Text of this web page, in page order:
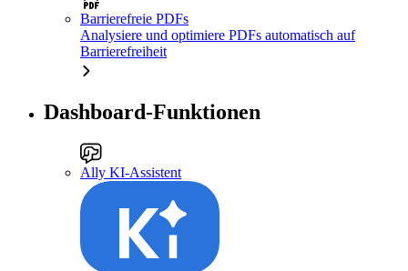
Barrierefreie PDFs
Analysiere und optimiere PDFs automatisch auf
Barrierefreiheit
Dashboard-Funktionen
Ally KI-Assistent